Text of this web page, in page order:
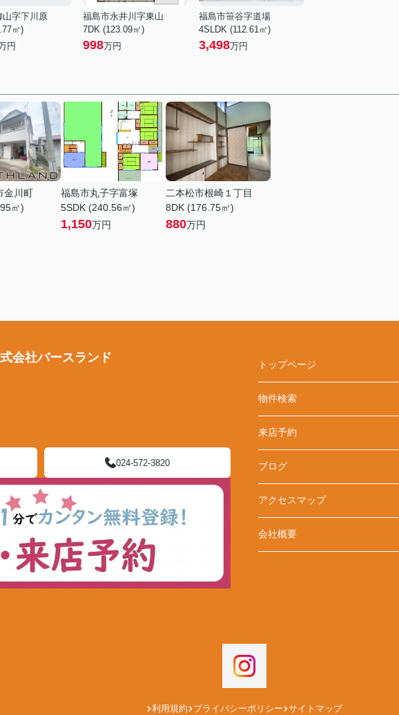
山字下川原
㎡)
円
福島市永井川字東山
7DK (123.09㎡)
998万円
福島市笹谷字道場
4SLDK (112.61㎡)
3,498万円
金川町
㎡)
福島市丸子字富塚
5SDK (240.56㎡)
1,150万円
二本松市根崎１丁目
8DK (176.75㎡)
880万円
会社バースランド
024-572-3820
トップページ
物件検索
来店予約
ブログ
アクセスマップ
会社概要
利用規約 プライバシーポリシー サイトマップ